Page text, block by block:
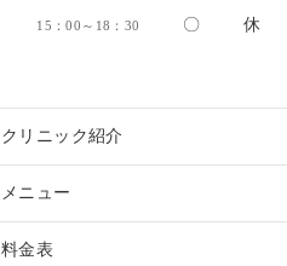
15：00～18：30 〇 休
クリニック紹介
メニュー
料金表